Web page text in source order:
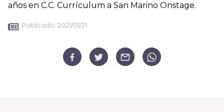
años en C.C. Currículum a San Marino Onstage.
Publicado: 2021/01/21